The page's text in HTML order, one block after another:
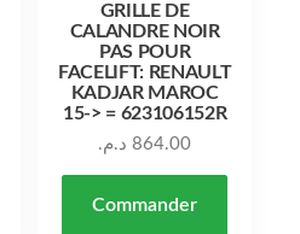
GRILLE DE
CALANDRE NOIR
PAS POUR
FACELIFT: RENAULT
KADJAR MAROC
15-> = 623106152R
864.00 د.م.
Commander